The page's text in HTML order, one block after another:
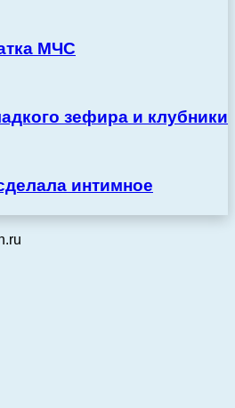
МЧС
зефира и клубники
интимное